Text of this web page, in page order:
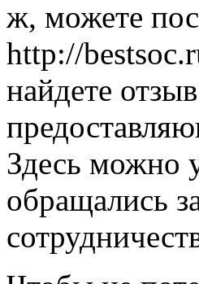
ж, можете
http://
найдете
Здесь можно
обращались